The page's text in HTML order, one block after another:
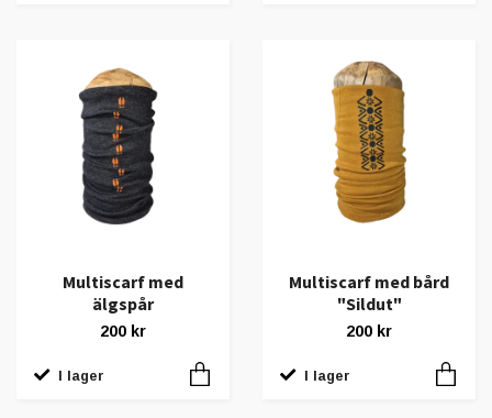
Multiscarf med
älgspår
200 kr
I lager
Multiscarf med bård
"Sildut"
200 kr
I lager